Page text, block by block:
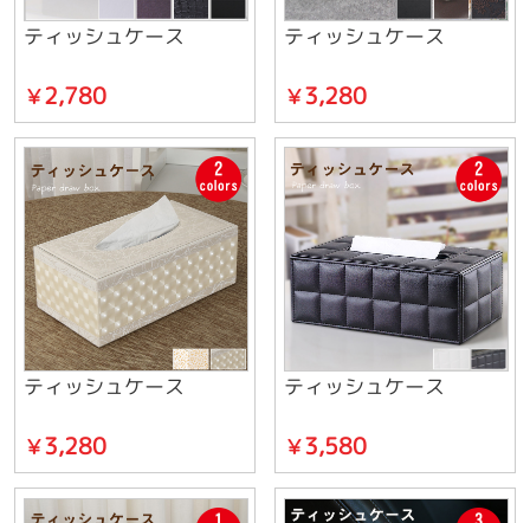
ティッシュケース
￥2,780
ティッシュケース
￥3,280
ティッシュケース
￥3,280
ティッシュケース
￥3,580